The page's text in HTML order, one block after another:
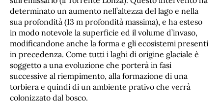
determinato un aumento nell’altezza del lago e nella
sua profondità (13 m profondità massima), e ha esteso
in modo notevole la superficie ed il volume d’invaso,
modificandone anche la forma e gli ecosistemi presenti
in precedenza. Come tutti i laghi di origine glaciale è
soggetto a una evoluzione che porterà in fasi
successive al riempimento, alla formazione di una
torbiera e quindi di un ambiente prativo che verrà
colonizzato dal bosco.